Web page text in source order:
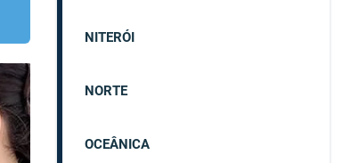
NITERÓI
NORTE
OCEÂNICA